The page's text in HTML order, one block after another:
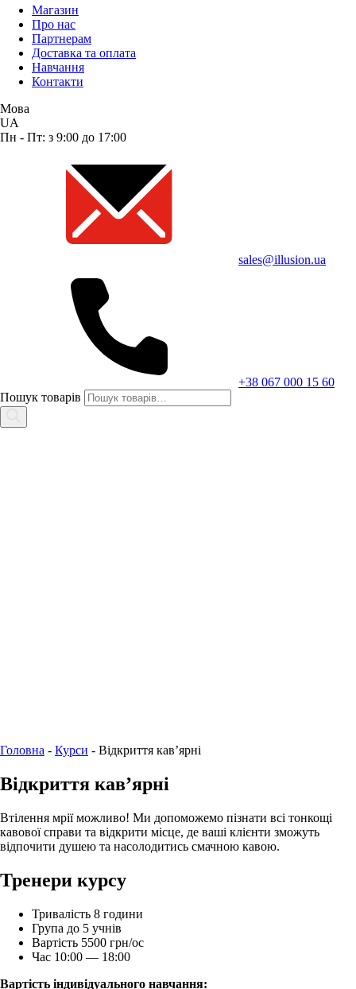
Магазин
Про нас
Партнерам
Доставка та оплата
Навчання
Контакти
Мова
UA
Пн - Пт: з 9:00 до 17:00
sales@illusion.ua
+38 067 000 15 60
Пошук товарів
Головна - Курси - Відкриття кав’ярні
Відкриття кав’ярні
Втілення мрії можливо! Ми допоможемо пізнати всі тонкощі
кавової справи та відкрити місце, де ваші клієнти зможуть
відпочити душею та насолодитись смачною кавою.
Тренери курсу
Тривалість 8 години
Група до 5 учнів
Вартість 5500 грн/ос
Час 10:00 — 18:00
Вартість індивідуального навчання: